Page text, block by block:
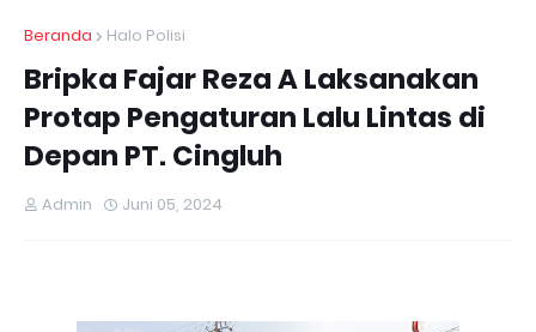
Beranda Halo Polisi
Bripka Fajar Reza A Laksanakan
Protap Pengaturan Lalu Lintas di
Depan PT. Cingluh
Admin Juni 05, 2024